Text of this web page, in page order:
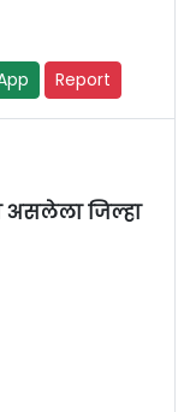
Report
असलेला जिल्हा